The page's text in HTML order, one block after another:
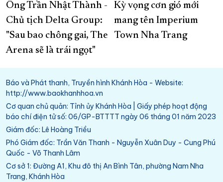
Ông Trần Nhật Thành -
Chủ tịch Delta Group:
"Sau bao chông gai, The
Arena sẽ là trái ngọt"
Kỳ vọng cơn gió mới
mang tên Imperium
Town Nha Trang
Báo và Phát thanh, Truyền hình Khánh Hòa - Website:
http://www.baokhanhhoa.vn
Cơ quan chủ quản: Tỉnh ủy Khánh Hòa | Giấy phép hoạt động
báo chí điện tử số: 06/GP-BTTTT ngày 06 tháng 01 năm 2023
Giám đốc: Lê Hoàng Triều
Phó Giám đốc: Trần Văn Thanh - Nguyễn Xuân Duy - Cung Phú
Quốc - Võ Thanh Lâm
Cơ sở 1: Đường A1, Khu đô thị An Bình Tân, phường Nam Nha
Trang, Khánh Hòa